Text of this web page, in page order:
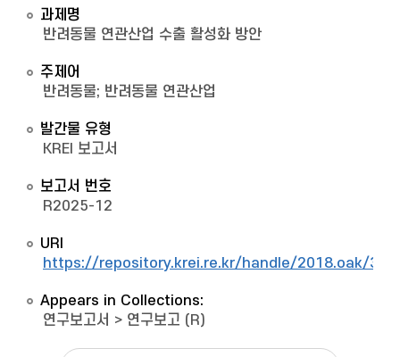
과제명
반려동물 연관산업 수출 활성화 방안
주제어
반려동물; 반려동물 연관산업
발간물 유형
KREI 보고서
보고서 번호
R2025-12
URI
https://repository.krei.re.kr/handle/2018.oak/
Appears in Collections:
연구보고서 > 연구보고 (R)